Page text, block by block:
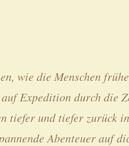
wie die Menschen
Expedition durch die
tiefer und tiefer zurück
Abenteuer auf